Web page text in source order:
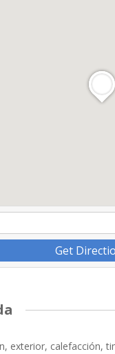
Get
exterior, calefacción,